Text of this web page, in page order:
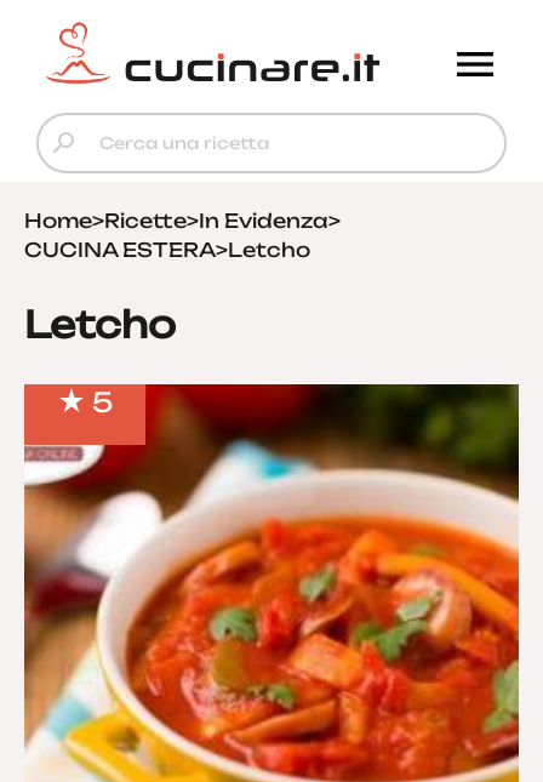
Home>Ricette>In Evidenza>
CUCINA ESTERA>Letcho
Letcho
5